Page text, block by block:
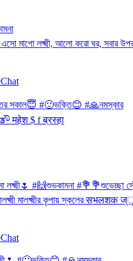
সকাল😇 #🙂ভক্তি😊 #🙏নমস্কার
#🙌শুভকামনা #💐💐শুভেচ্ছা